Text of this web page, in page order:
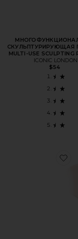
СКУЛЬПТУРИРУЮЩАЯ
MULTI-USE SCULPTING
ICONIC LONDON
$54